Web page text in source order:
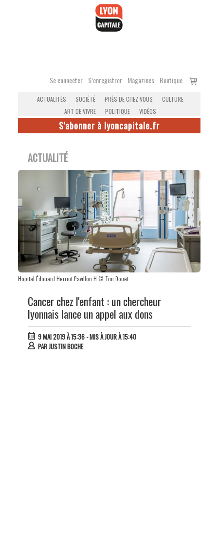
Se connecter S’enregistrer Magazines Boutique
Voir
ACTUALITÉS SOCIÉTÉ PRÈS DE CHEZ VOUS
CULTURE
ART DE VIVRE
POLITIQUE VIDÉOS
S'abonner à lyoncapitale.fr
ACTUALITÉ
Hopital Édouard Herriot Pavillon H © Tim Douet
Cancer chez l'enfant : un chercheur
lyonnais lance un appel aux dons
9 MAI 2019 À 15:36- MIS À JOUR À 15:40
PARJUSTIN BOCHE